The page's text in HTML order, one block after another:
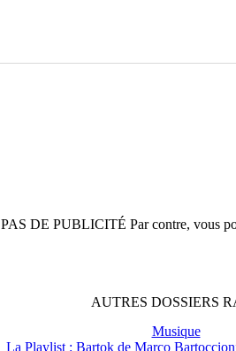
PAS DE PUBLICITÉ Par contre, vous
AUTRES DOSSIERS
Musique
La Playlist : Bartok de Marco